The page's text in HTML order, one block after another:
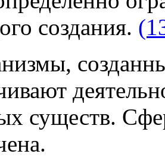
создания.
существ.